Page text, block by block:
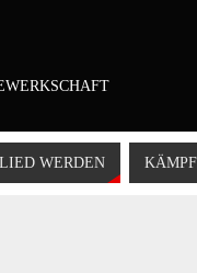
WERDEN